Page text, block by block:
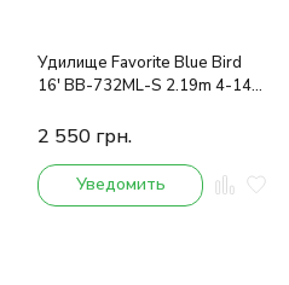
Удилище Favorite Blue Bird
16' BB-732ML-S 2.19m 4-14g
2 550 грн.
Уведомить